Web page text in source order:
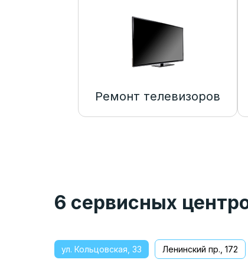
Ремонт телевизоров
6 сервисных
ул. Кольцовская, 33 Ленинский пр., 172